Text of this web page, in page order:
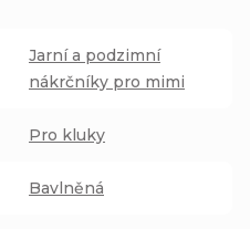
Jarní a podzimní
nákrčníky pro mimi
Pro kluky
Bavlněná